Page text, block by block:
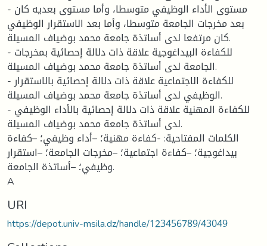
- مستوى الأداء الوظيفي متوسطا، وأما مستوى بعديه كان
بعد مخرجات الجامعة متوسطا، وأما بعد الاستقرار الوظيفي
كان مرتفعا لدى أساتذة جامعة محمد بوضياف المسيلة.
- للكفاءة البيداغوجية علاقة ذات دلالة إحصائية بمخرجات
الجامعة لدى أساتذة جامعة محمد بوضياف المسيلة.
- للكفاءة الاجتماعية علاقة ذات دلالة إحصائية بالاستقرار
الوظيفي لدى أساتذة جامعة محمد بوضياف المسيلة.
- للكفاءة المهنية علاقة ذات دلالة إحصائية بالأداء الوظيفي
لدى أساتذة جامعة محمد بوضياف المسيلة.
الكلمات المفتاحية: -كفاءة مهنية؛ –أداء وظيفي؛ –كفاءة
بيداغوجية؛ –كفاءة اجتماعية؛ –مخرجات الجامعة؛ –استقرار
وظيفي؛ –أساتذة الجامعة.
A
URI
https://depot.univ-msila.dz/handle/123456789/43049